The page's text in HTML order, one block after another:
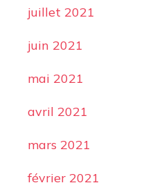
juillet 2021
juin 2021
mai 2021
avril 2021
mars 2021
février 2021